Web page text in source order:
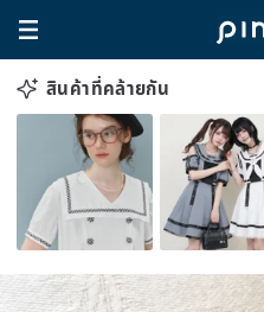
สินค้าที่คล้ายกัน